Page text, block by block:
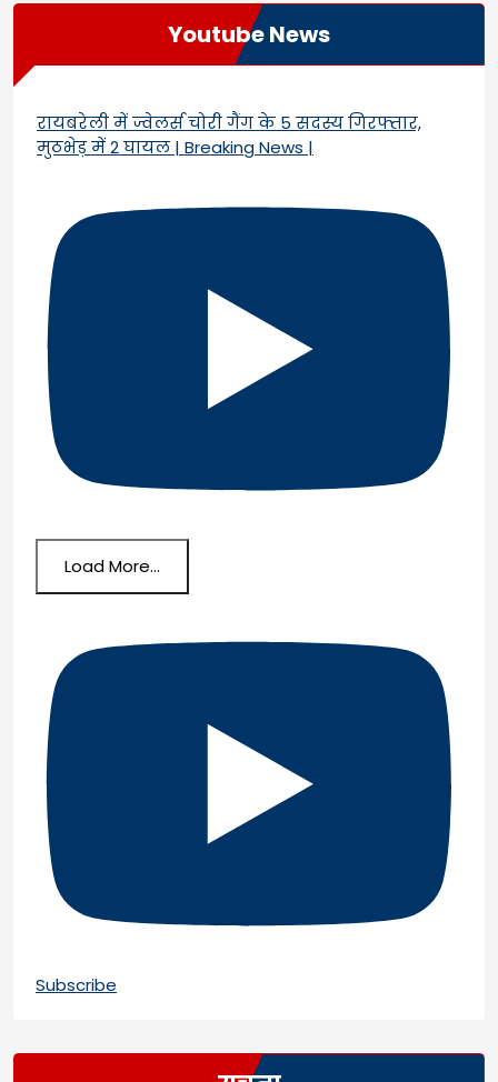
Youtube News
रायबरेली में ज्वेलर्स चोरी गैंग के 5 सदस्य गिरफ्तार,
मुठभेड़ में 2 घायल | Breaking News |
Load More...
Subscribe